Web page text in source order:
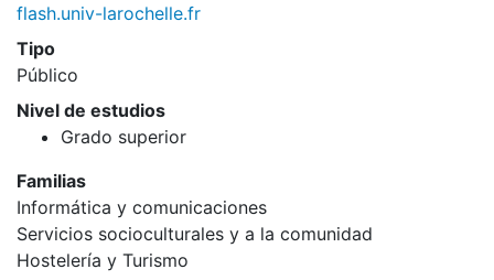
flash.univ-larochelle.fr
Tipo
Público
Nivel de estudios
Grado superior
Familias
Informática y comunicaciones
Servicios socioculturales y a la comunidad
Hostelería y Turismo